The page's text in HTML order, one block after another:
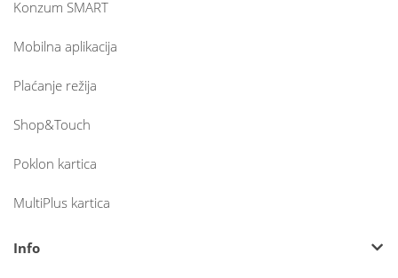
Konzum SMART
Mobilna aplikacija
Plaćanje režija
Shop&Touch
Poklon kartica
MultiPlus kartica
Info